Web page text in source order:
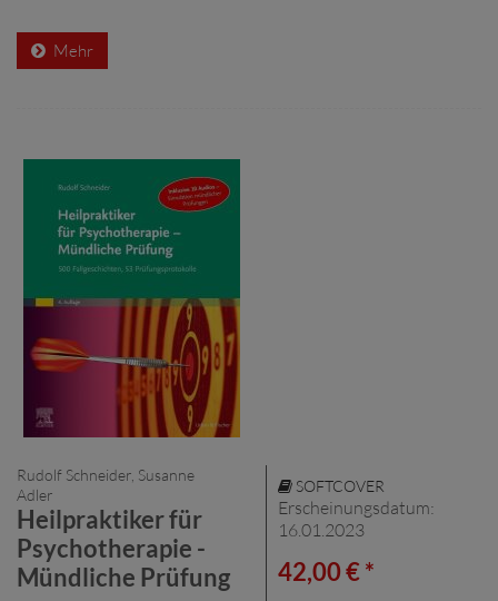
Mehr
Rudolf Schneider, Susanne
Adler
Heilpraktiker für
Psychotherapie -
Mündliche Prüfung
SOFTCOVER
Erscheinungsdatum:
16.01.2023
42,00 € *